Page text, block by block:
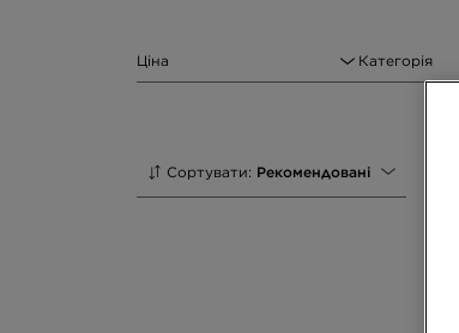
Ціна Категорія
Сортувати: Рекомендовані